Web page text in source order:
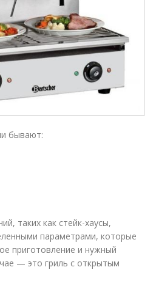
бывают:
таких как стейк-хаусы,
параметрами, которые
приготовление и нужный
— это гриль с открытым